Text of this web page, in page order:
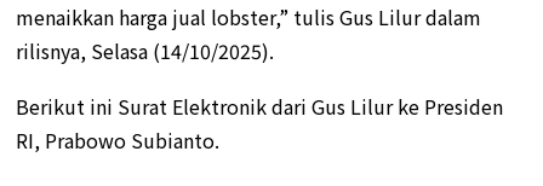
menaikkan harga jual lobster,” tulis Gus Lilur dalam
rilisnya, Selasa (14/10/2025).
Berikut ini Surat Elektronik dari Gus Lilur ke Presiden
RI, Prabowo Subianto.